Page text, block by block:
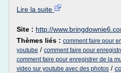
Lire la suite
Site : http://
Thèmes liés : comment faire pour
youtube / comment faire pour
comment faire pour enregistrer de la
video sur youtube avec des photos /